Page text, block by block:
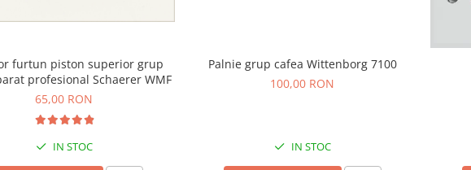
furtun piston superior grup
profesional Schaerer WMF
65,00 RON
IN STOC
Palnie grup cafea Wittenborg 7100
100,00 RON
IN STOC